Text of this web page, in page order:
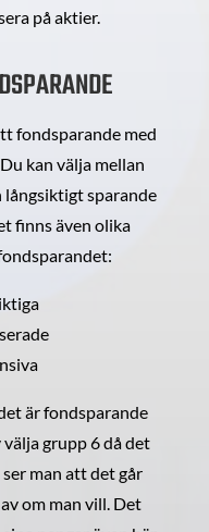
på aktier.
fondsparande med
kan välja mellan
sparande
finns även olika
är fondsparande
grupp 6 då det
man att det går
om man vill. Det